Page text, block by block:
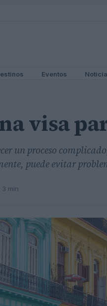
Eventos
visa
un proceso
puede evitar
3 min